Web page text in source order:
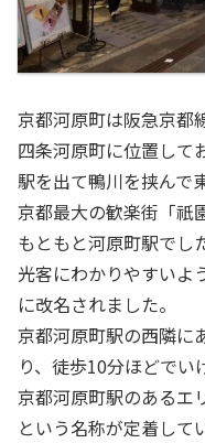
京都河原町は阪急京都
四条河原町に位置して
駅を出て鴨川を挟んで
京都最大の歓楽街「祇
もともと河原町駅でし
光客にわかりやすいよ
に改名されました。
京都河原町駅の西隣に
り、徒歩10分ほどでい
京都河原町駅のあるエ
という名称が定着して